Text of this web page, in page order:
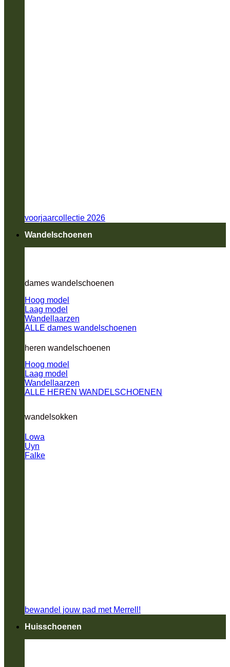
voorjaarcollectie 2026
Wandelschoenen
dames wandelschoenen
Hoog model
Laag model
Wandellaarzen
ALLE dames wandelschoenen
heren wandelschoenen
Hoog model
Laag model
Wandellaarzen
ALLE HEREN WANDELSCHOENEN
wandelsokken
Lowa
Uyn
Falke
bewandel jouw pad met Merrell!
Huisschoenen